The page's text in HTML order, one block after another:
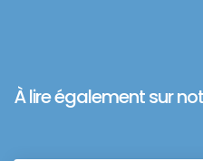
À lire également sur